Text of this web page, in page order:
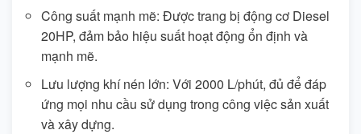
Công suất mạnh mẽ: Được trang bị động cơ Diesel
20HP, đảm bảo hiệu suất hoạt động ổn định và
mạnh mẽ.
Lưu lượng khí nén lớn: Với 2000 L/phút, đủ để đáp
ứng mọi nhu cầu sử dụng trong công việc sản xuất
và xây dựng.